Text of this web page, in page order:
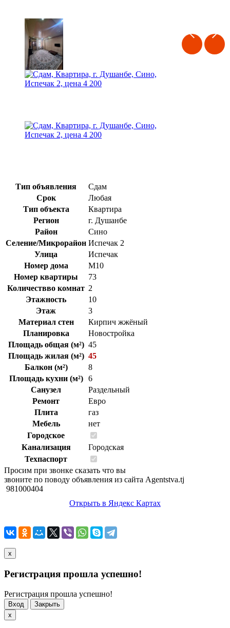
Тип объявления
Сдам
Срок
Любая
Тип объекта
Квартира
Регион
г. Душанбе
Район
Сино
Селение/Микрорайон Испечак 2
Улица
Испечак
Номер дома
М10
Номер квартиры
73
Количествво комнат 2
Этажность
10
Этаж
3
Материал стен
Кирпич жжёный
Планировка
Новостройка
Площадь общая (м²) 45
Площадь жилая (м²) 45
Балкон (м²)
8
Площадь кухни (м²)
6
Санузел
Раздельный
Ремонт
Евро
Плита
газ
Мебель
нет
Городское
Канализация
Городская
Техпаспорт
Просим при звонке сказать что вы
звоните по поводу объявления из сайта Agentstva.tj
981000404
Открыть в Яндекс Картах
x
Регистрация прошла успешно!
Регистрация прошла успешно!
Вход
Закрыть
x